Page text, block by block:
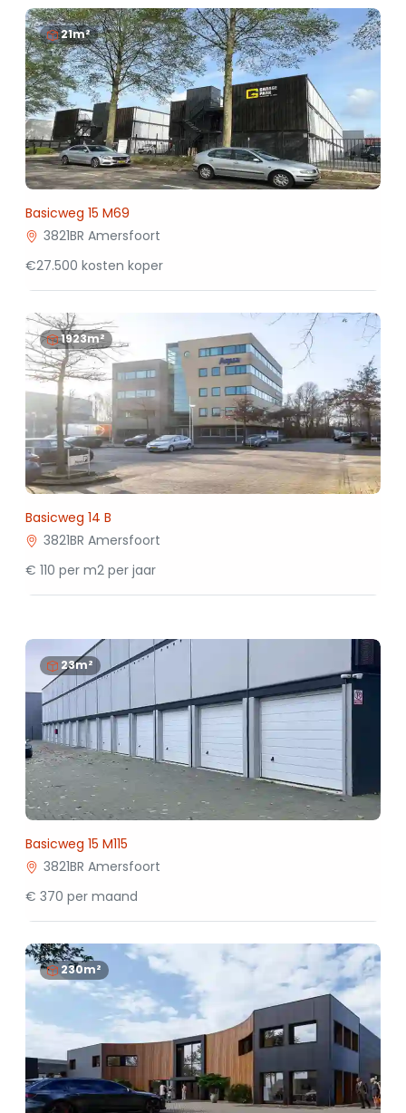
21m²
Basicweg 15 M69
3821BR Amersfoort
€27.500 kosten koper
1923m²
Basicweg 14 B
3821BR Amersfoort
€ 110 per m2 per jaar
23m²
Basicweg 15 M115
3821BR Amersfoort
€ 370 per maand
230m²